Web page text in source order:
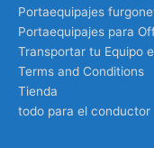
Portaequipajes
Portaequipajes para
Transportar tu Equipo
Terms and Conditions
Tienda
todo para el conductor